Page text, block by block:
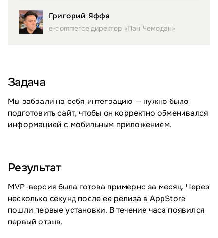
Григорий Яффа
e-commerce директор «Пан Чемодан»
Задача
Мы забрали на себя интеграцию — нужно было
подготовить сайт, чтобы он корректно обменивался
информацией с мобильным приложением.
Результат
MVP-версия была готова примерно за месяц. Через
несколько секунд после ее релиза в AppStore
пошли первые установки. В течение часа появился
первый отзыв.